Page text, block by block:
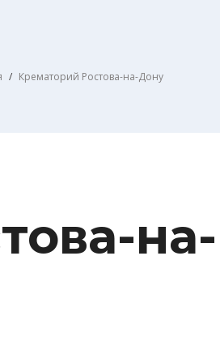
Крематорий Ростова-на-Дону
на-